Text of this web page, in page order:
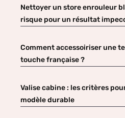
Nettoyer un store enrouleur
risque pour un résultat
Comment accessoiriser une
touche française ?
Valise cabine : les critères
modèle durable